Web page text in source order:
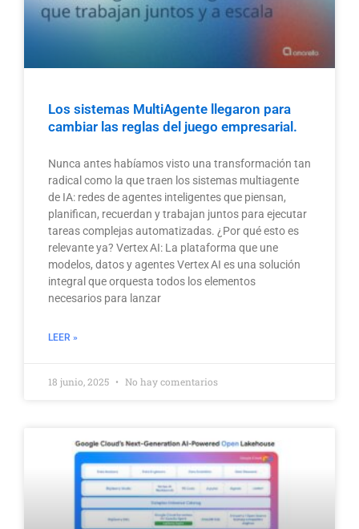
Los sistemas MultiAgente llegaron para
cambiar las reglas del juego empresarial.
Nunca antes habíamos visto una transformación tan
radical como la que traen los sistemas multiagente
de IA: redes de agentes inteligentes que piensan,
planifican, recuerdan y trabajan juntos para ejecutar
tareas complejas automatizadas. ¿Por qué esto es
relevante ya? Vertex AI: La plataforma que une
modelos, datos y agentes Vertex AI es una solución
integral que orquesta todos los elementos
necesarios para lanzar
LEER »
18 junio, 2025 No hay comentarios